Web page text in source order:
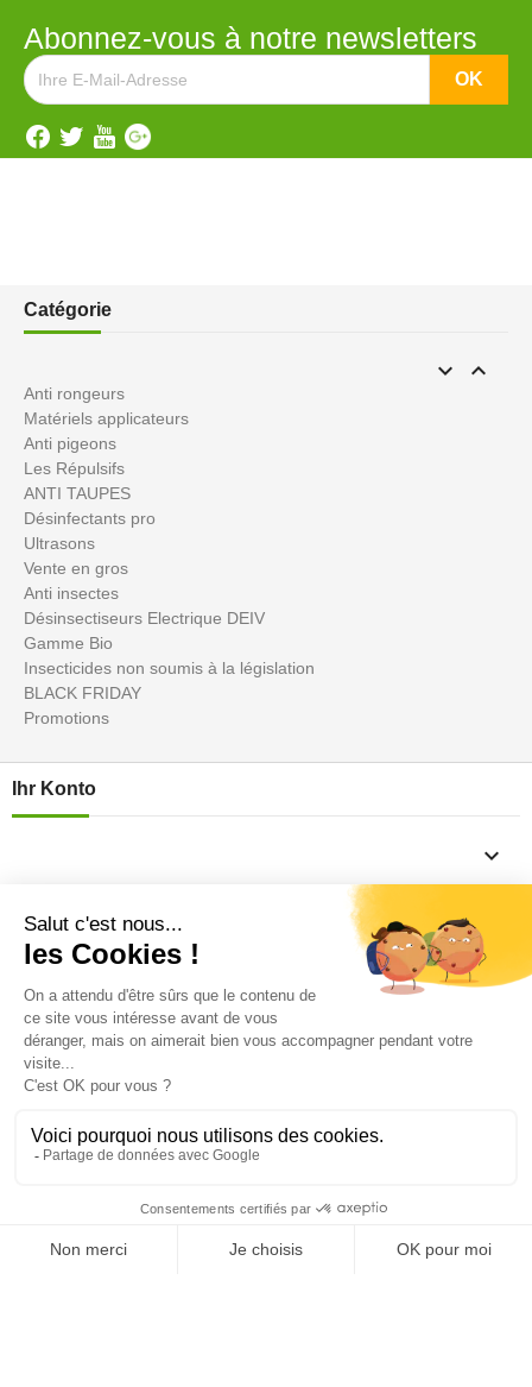
Abonnez-vous à notre newsletters
Catégorie
 
Anti rongeurs
Matériels applicateurs
Anti pigeons
Les Répulsifs
ANTI TAUPES
Désinfectants pro
Ultrasons
Vente en gros
Anti insectes
Désinsectiseurs Electrique DEIV
Gamme Bio
Insecticides non soumis à la législation
BLACK FRIDAY
Promotions
Ihr Konto

Informations

Fiches conseils
Insecte